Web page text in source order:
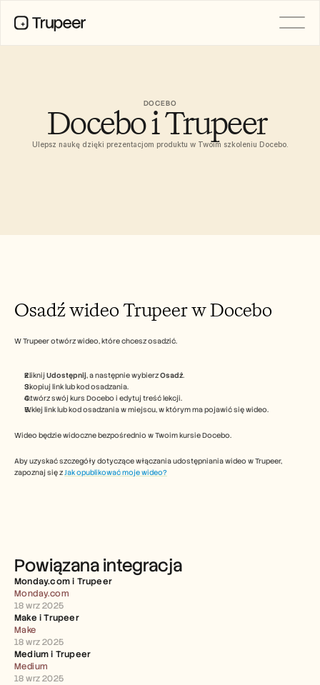
DOCEBO
Docebo i Trupeer
Ulepsz naukę dzięki prezentacjom produktu w Twoim szkoleniu Docebo.
Osadź wideo Trupeer w Docebo
W Trupeer otwórz wideo, które chcesz osadzić.
Kliknij Udostępnij, a następnie wybierz Osadź.
Skopiuj link lub kod osadzania.
Otwórz swój kurs Docebo i edytuj treść lekcji.
Wklej link lub kod osadzania w miejscu, w którym ma pojawić się wideo.
Wideo będzie widoczne bezpośrednio w Twoim kursie Docebo.
Aby uzyskać szczegóły dotyczące włączania udostępniania wideo w Trupeer,
zapoznaj się z Jak opublikować moje wideo?
Powiązana integracja
Monday.com i Trupeer
Monday.com
18 wrz 2025
Make i Trupeer
Make
18 wrz 2025
Medium i Trupeer
Medium
18 wrz 2025
Help Center
Pricing
Careers
Translation
Knowledge Base
AI Avatars
Industry
Announcement
USECASES
Change Management
Sales Enablement
Product Marketing
Training
See more